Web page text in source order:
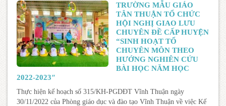
TRƯỜNG MẪU GIÁO
TÂN THUẬN TỔ CHỨC
HỘI NGHỊ GIAO LƯU
CHUYÊN ĐỀ CẤP HUYỆN
“SINH HOẠT TỔ
CHUYÊN MÔN THEO
HƯỚNG NGHIÊN CỨU
BÀI HỌC NĂM HỌC
2022-2023″
Thực hiện kế hoạch số 315/KH-PGDĐT Vĩnh Thuận ngày
30/11/2022 của Phòng giáo dục và đào tạo Vĩnh Thuận về việc Kế